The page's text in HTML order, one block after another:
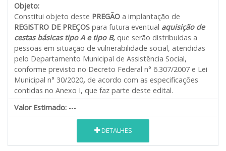
Objeto:
Constitui objeto deste PREGÃO a implantação de
REGISTRO DE PREÇOS para futura eventual aquisição de
cestas básicas tipo A e tipo B, que serão distribuídas a
pessoas em situação de vulnerabilidade social, atendidas
pelo Departamento Municipal de Assistência Social,
conforme previsto no Decreto Federal n° 6.307/2007 e Lei
Municipal n° 30/2020, de acordo com as especificações
contidas no Anexo I, que faz parte deste edital.
Valor Estimado: ---
DETALHES